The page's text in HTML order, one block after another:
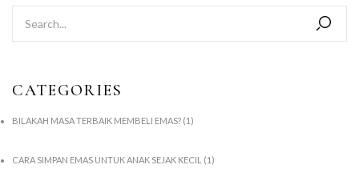
CATEGORIES
BILAKAH MASA TERBAIK MEMBELI EMAS? (1)
CARA SIMPAN EMAS UNTUK ANAK SEJAK KECIL (1)